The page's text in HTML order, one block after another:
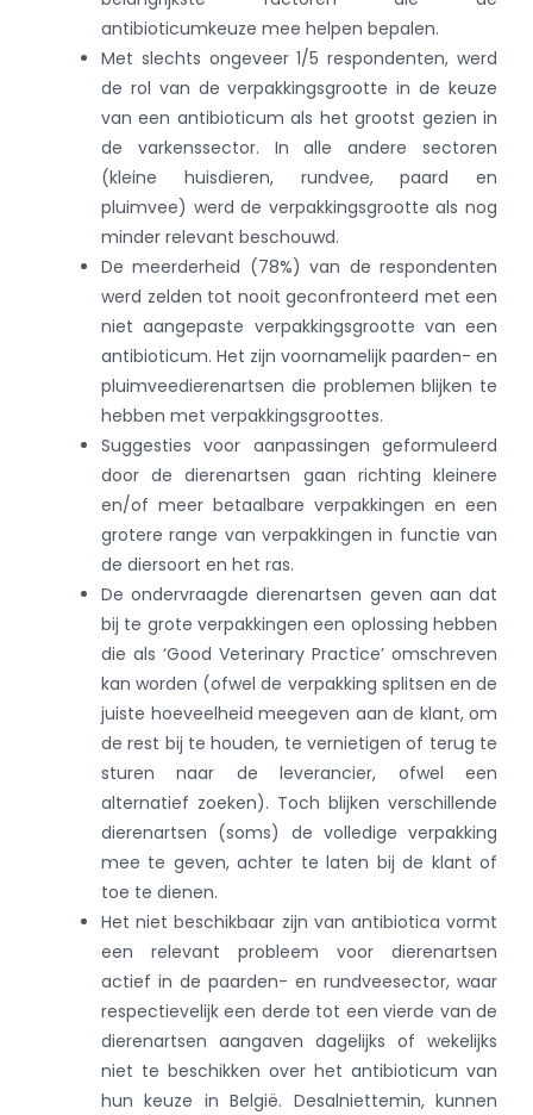
antibioticumkeuze mee helpen bepalen.
Met slechts ongeveer 1/5 respondenten, werd
de rol van de verpakkingsgrootte in de keuze
van een antibioticum als het grootst gezien in
de varkenssector. In alle andere sectoren
(kleine huisdieren, rundvee, paard en
pluimvee) werd de verpakkingsgrootte als nog
minder relevant beschouwd.
De meerderheid (78%) van de respondenten
werd zelden tot nooit geconfronteerd met een
niet aangepaste verpakkingsgrootte van een
antibioticum. Het zijn voornamelijk paarden- en
pluimveedierenartsen die problemen blijken te
hebben met verpakkingsgroottes.
Suggesties voor aanpassingen geformuleerd
door de dierenartsen gaan richting kleinere
en/of meer betaalbare verpakkingen en een
grotere range van verpakkingen in functie van
de diersoort en het ras.
De ondervraagde dierenartsen geven aan dat
bij te grote verpakkingen een oplossing hebben
die als ‘Good Veterinary Practice’ omschreven
kan worden (ofwel de verpakking splitsen en de
juiste hoeveelheid meegeven aan de klant, om
de rest bij te houden, te vernietigen of terug te
sturen naar de leverancier, ofwel een
alternatief zoeken). Toch blijken verschillende
dierenartsen (soms) de volledige verpakking
mee te geven, achter te laten bij de klant of
toe te dienen.
Het niet beschikbaar zijn van antibiotica vormt
een relevant probleem voor dierenartsen
actief in de paarden- en rundveesector, waar
respectievelijk een derde tot een vierde van de
dierenartsen aangaven dagelijks of wekelijks
niet te beschikken over het antibioticum van
hun keuze in België. Desalniettemin, kunnen